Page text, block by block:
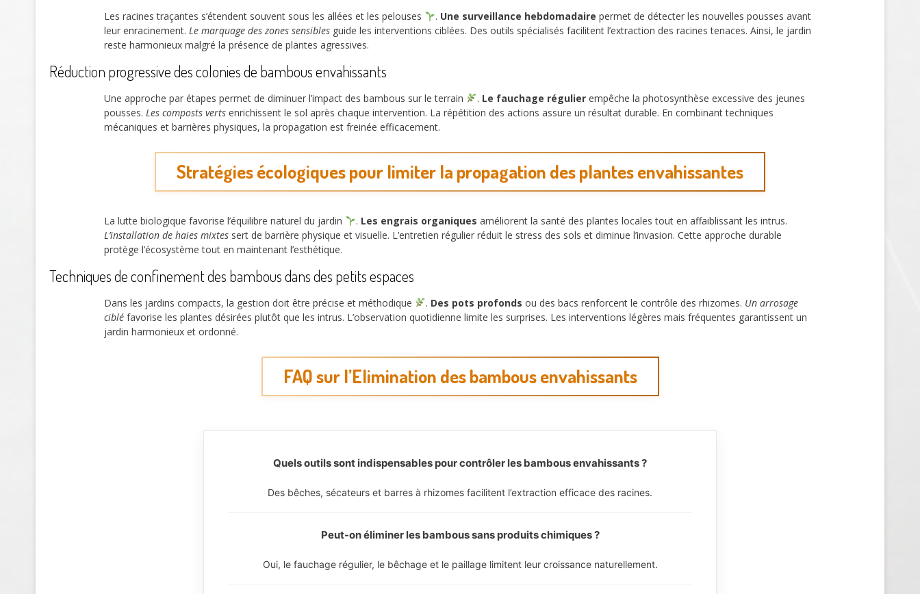
Les racines traçantes s’étendent souvent sous les allées et les pelouses . Une surveillance hebdomadaire permet de détecter les nouvelles pousses avant
leur enracinement. Le marquage des zones sensibles guide les interventions ciblées. Des outils spécialisés facilitent l’extraction des racines tenaces. Ainsi, le jardin
reste harmonieux malgré la présence de plantes agressives.
Réduction progressive des colonies de bambous envahissants
Une approche par étapes permet de diminuer l’impact des bambous sur le terrain . Le fauchage régulierempêche la photosynthèse excessive des jeunes
pousses. Les composts verts enrichissent le sol après chaque intervention. La répétition des actions assure un résultat durable. En combinant techniques
mécaniques et barrières physiques, la propagation est freinée efficacement.
Stratégies écologiques pour limiter la propagation des plantes envahissantes
La lutte biologique favorise l’équilibre naturel du jardin . Les engrais organiques améliorent la santé des plantes locales tout en affaiblissant les intrus.
L’installation de haies mixtes sert de barrière physique et visuelle. L’entretien régulier réduit le stress des sols et diminue l’invasion. Cette approche durable
protège l’écosystème tout en maintenant l’esthétique.
Techniques de confinement des bambous dans des petits espaces
Dans les jardins compacts, la gestion doit être précise et méthodique . Des pots profonds ou des bacs renforcent le contrôle des rhizomes. Un arrosage
ciblé favorise les plantes désirées plutôt que les intrus. L’observation quotidienne limite les surprises. Les interventions légères mais fréquentes garantissent un
jardin harmonieux et ordonné.
FAQ sur l’Elimination des bambous envahissants
Quels outils sont indispensables pour contrôler les bambous envahissants ?
Des bêches, sécateurs et barres à rhizomes facilitent l’extraction efficace des racines.
Peut-on éliminer les bambous sans produits chimiques ?
Oui, le fauchage régulier, le bêchage et le paillage limitent leur croissance naturellement.